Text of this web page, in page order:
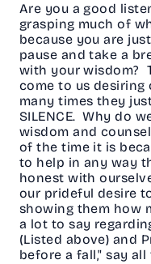
Are you a good
grasping much of
because you are
pause and take a
with your wisdom?
come to us desiring
many times they
SILENCE. Why do
wisdom and
of the time it is
to help in any way
honest with
our prideful desire
showing them how
a lot to say
(Listed above) and
before a fall," say